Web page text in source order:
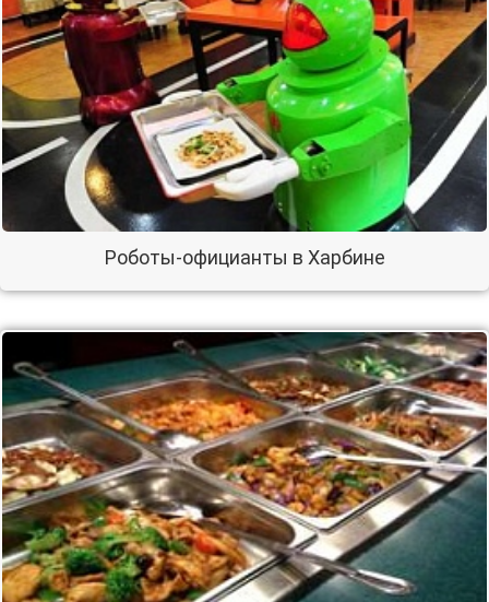
Роботы-официанты в Харбине